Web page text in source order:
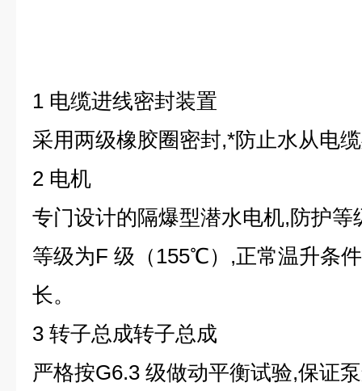
1 电缆进线密封装置
采用两级橡胶圈密封,*防止水从电
2 电机
专门设计的隔爆型潜水电机,防护等
等级为F 级（155℃）,正常温升条
长。
3 转子总成转子总成
严格按G6.3 级做动平衡试验,保证